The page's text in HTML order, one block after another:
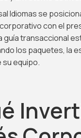
Idiomas se
con el
guía transaccional
los paquetes, la
su equipo.